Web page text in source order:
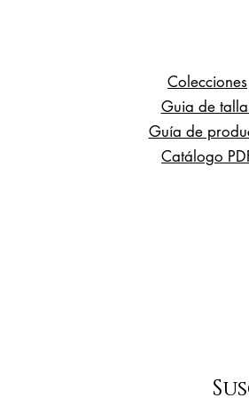
Colecciones
Guia de
Guía de
Catálogo